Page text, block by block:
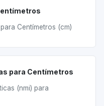
Centímetros (cm)
para Centímetros
(nmi) para